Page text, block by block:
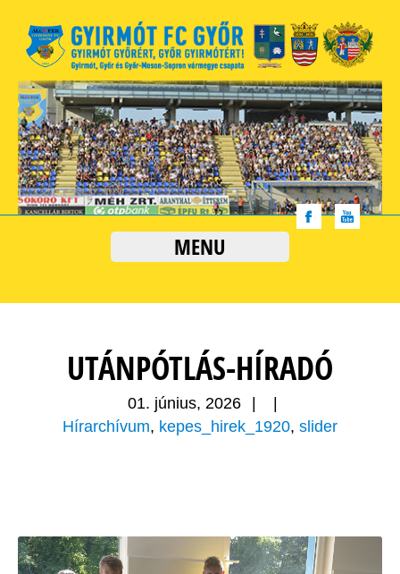
MENU
UTÁNPÓTLÁS-HÍRADÓ
01. június, 2026
Hírarchívum, kepes_hirek_1920, slider